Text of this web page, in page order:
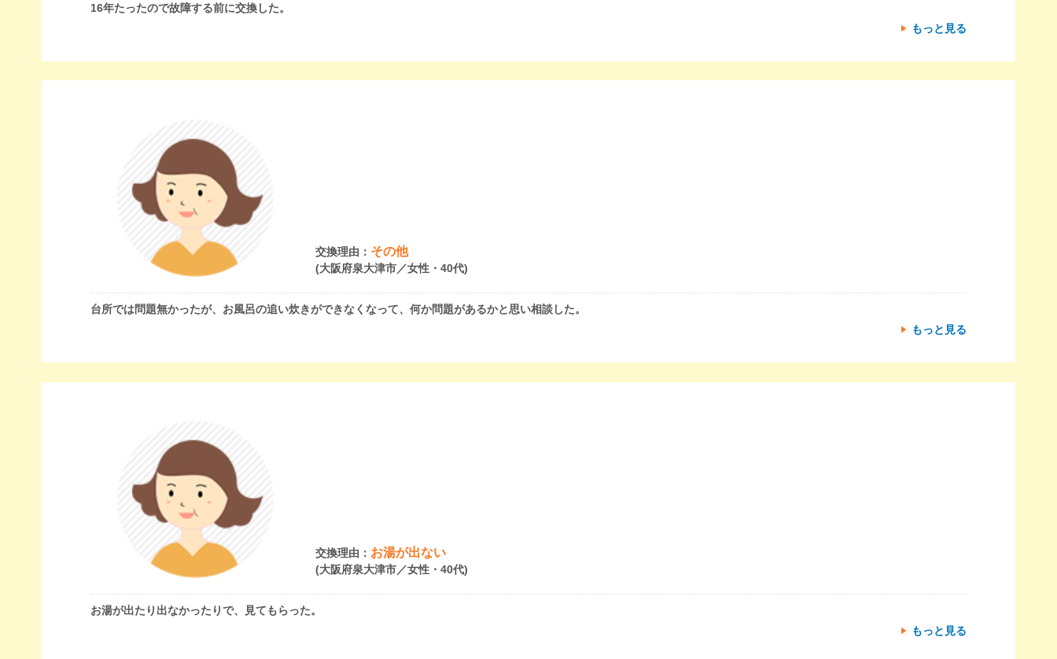
16年たったので故障する前に交換した。
もっと見る
交換理由： その他
(大阪府泉大津市／女性・40代)
台所では問題無かったが、お風呂の追い炊きができなくなって、何か問題があるかと思い相談した。
もっと見る
交換理由： お湯が出ない
(大阪府泉大津市／女性・40代)
お湯が出たり出なかったりで、見てもらった。
もっと見る